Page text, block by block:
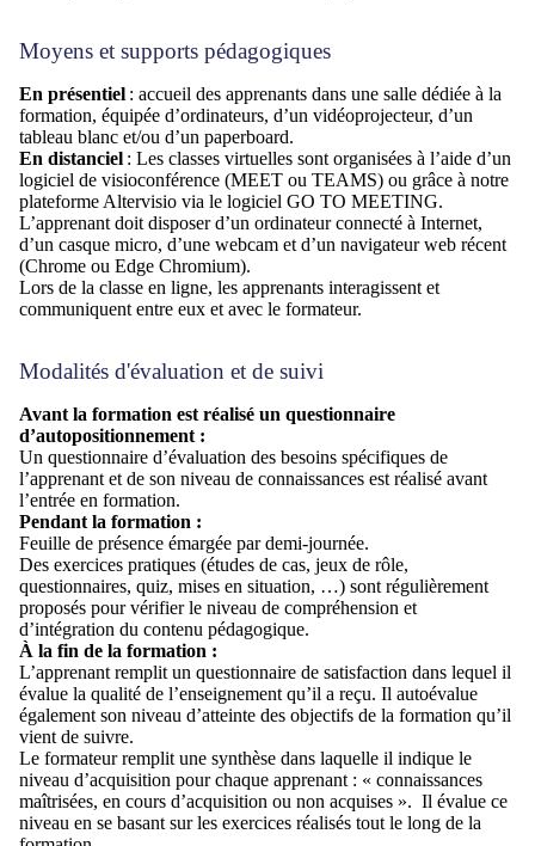
Moyens et supports pédagogiques
En présentiel : accueil des apprenants dans une salle dédiée à la
formation, équipée d’ordinateurs, d’un vidéoprojecteur, d’un
tableau blanc et/ou d’un paperboard.
En distanciel : Les classes virtuelles sont organisées à l’aide d’un
logiciel de visioconférence (MEET ou TEAMS) ou grâce à notre
plateforme Altervisio via le logiciel GO TO MEETING.
L’apprenant doit disposer d’un ordinateur connecté à Internet,
d’un casque micro, d’une webcam et d’un navigateur web récent
(Chrome ou Edge Chromium).
Lors de la classe en ligne, les apprenants interagissent et
communiquent entre eux et avec le formateur.
Modalités d'évaluation et de suivi
Avant la formation est réalisé un questionnaire
d’autopositionnement :
Un questionnaire d’évaluation des besoins spécifiques de
l’apprenant et de son niveau de connaissances est réalisé avant
l’entrée en formation.
Pendant la formation :
Feuille de présence émargée par demi-journée.
Des exercices pratiques (études de cas, jeux de rôle,
questionnaires, quiz, mises en situation, …) sont régulièrement
proposés pour vérifier le niveau de compréhension et
d’intégration du contenu pédagogique.
À la fin de la formation :
L’apprenant remplit un questionnaire de satisfaction dans lequel il
évalue la qualité de l’enseignement qu’il a reçu. Il autoévalue
également son niveau d’atteinte des objectifs de la formation qu’il
vient de suivre.
Le formateur remplit une synthèse dans laquelle il indique le
niveau d’acquisition pour chaque apprenant : « connaissances
maîtrisées, en cours d’acquisition ou non acquises ». Il évalue ce
niveau en se basant sur les exercices réalisés tout le long de la